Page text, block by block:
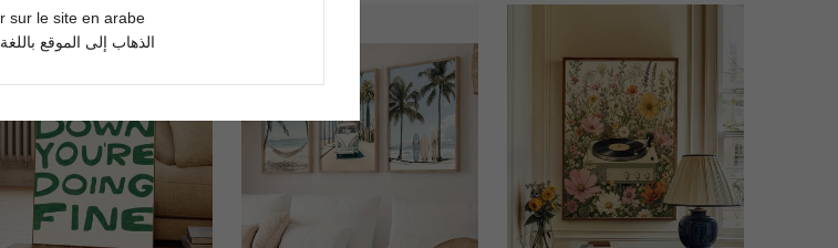
sur le site en arabe
الذهاب إلى الموقع